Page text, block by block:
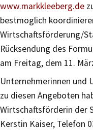
www.markkleeberg.de
bestmöglich
Wirtschaftsförderung/
Rücksendung des
am Freitag, dem 11.
Unternehmerinnen und
zu diesen Angeboten
Wirtschaftsförderin der
Kerstin Kaiser, Telefon